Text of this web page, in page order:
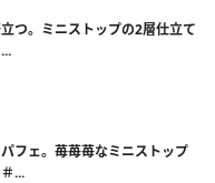
つ。ミニストップの2層仕立て
フェ。苺苺苺なミニストップ
...